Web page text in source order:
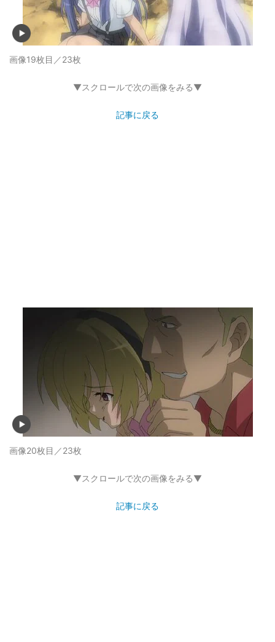
画像19枚目／23枚
▼スクロールで次の画像をみる▼
記事に戻る
画像20枚目／23枚
▼スクロールで次の画像をみる▼
記事に戻る